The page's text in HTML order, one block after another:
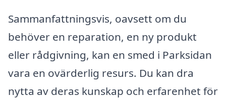
Sammanfattningsvis, oavsett om du
behöver en reparation, en ny produkt
eller rådgivning, kan en smed i Parksidan
vara en ovärderlig resurs. Du kan dra
nytta av deras kunskap och erfarenhet för